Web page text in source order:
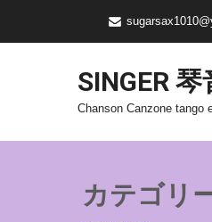
SINGER 琴
Chanson Canzone tango
カテゴリ